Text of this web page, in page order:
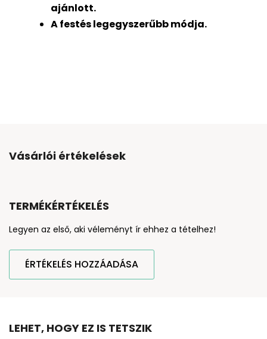
ajánlott.
A festés legegyszerűbb módja.
Vásárlói értékelések
TERMÉKÉRTÉKELÉS
Legyen az első, aki véleményt ír ehhez a tételhez!
ÉRTÉKELÉS HOZZÁADÁSA
LEHET, HOGY EZ IS TETSZIK